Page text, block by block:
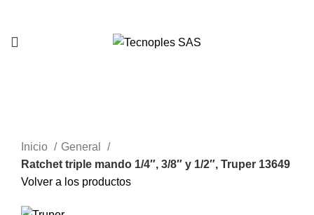
Inicio
General
Ratchet triple mando 1/4″, 3/8″ y 1/2″, Truper 13649
Volver a los productos